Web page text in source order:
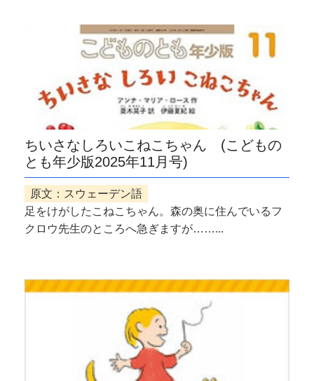
ちいさなしろいこねこちゃん (こどもの
とも年少版2025年11月号)
原文：スウェーデン語
足をけがしたこねこちゃん。森の奥に住んでいるフ
クロウ先生のところへ急ぎますが……...